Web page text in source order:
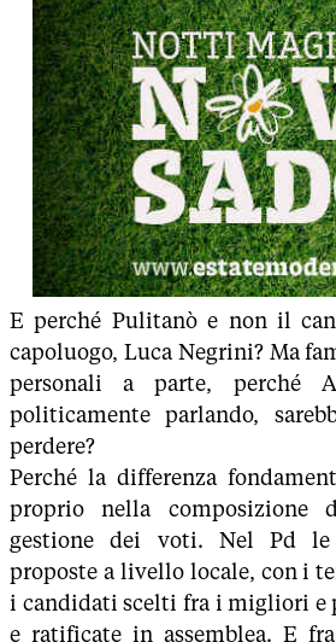
E perché Pulitanò e non il
capoluogo, Luca Negrini? Ma
personali a parte, perché
politicamente parlando,
perdere?
Perché la differenza
proprio nella composizione
gestione dei voti. Nel Pd le
proposte a livello locale, con i
i candidati scelti fra i migliori e
e ratificate in assemblea. E